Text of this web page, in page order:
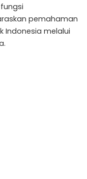
pemahaman
Indonesia melalui